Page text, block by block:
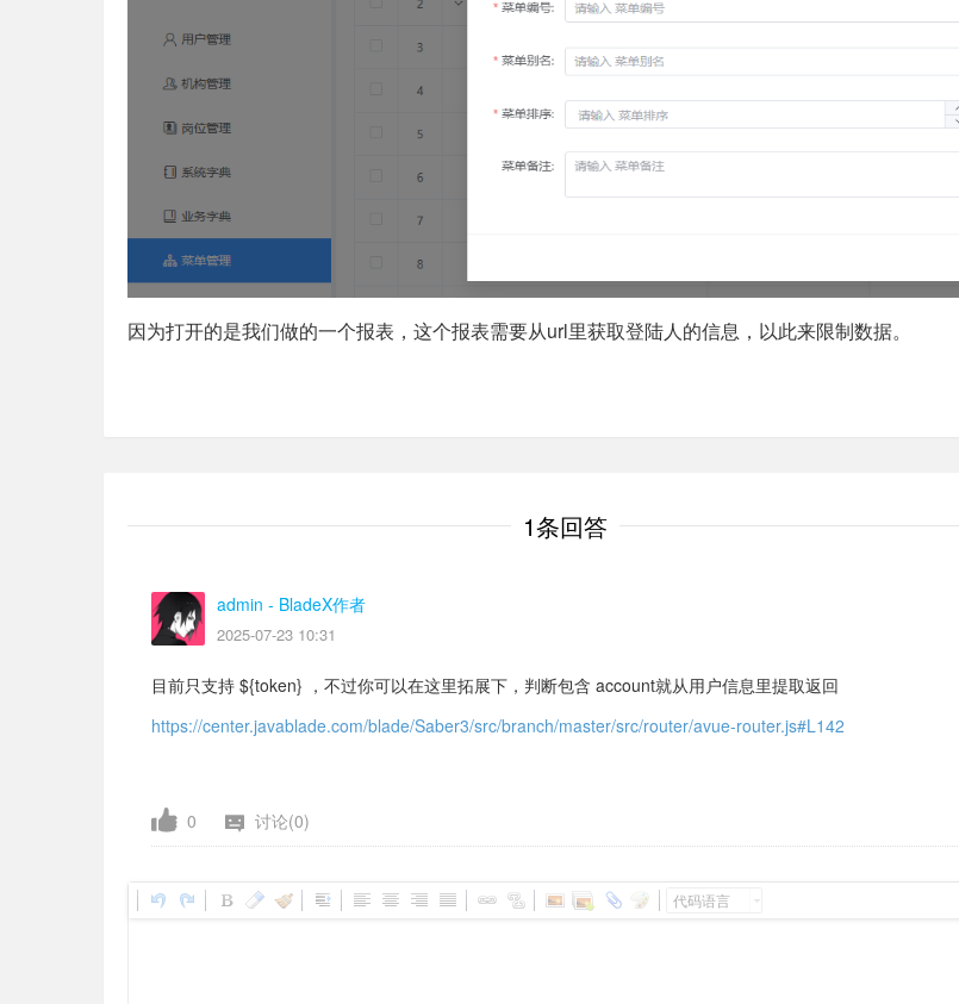
因为打开的是我们做的一个报表，这个报表需要从url里获取登陆人的信息，以此来限制数据。
1条回答
admin - BladeX作者
2025-07-23 10:31
目前只支持 ${token} ，不过你可以在这里拓展下，判断包含 account就从用户信息里提取返回
https://center.javablade.com/blade/Saber3/src/branch/master/src/router/avue-router.js#L142
0 讨论(0)
代码语言